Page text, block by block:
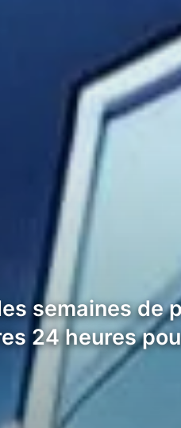
semaines de
24 heures